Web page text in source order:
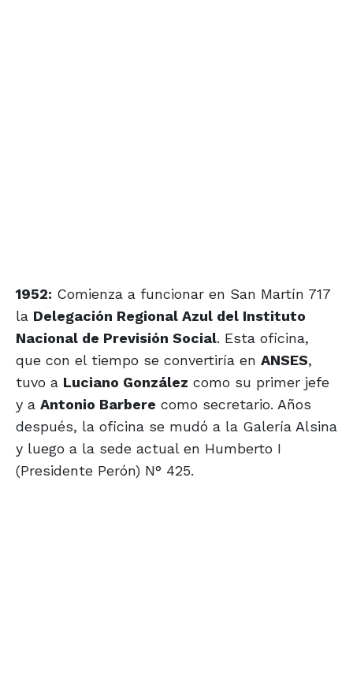
1952: Comienza a funcionar en San Martín 717
la Delegación Regional Azul del Instituto
Nacional de Previsión Social. Esta oficina,
que con el tiempo se convertiría en ANSES,
tuvo a Luciano González como su primer jefe
y a Antonio Barbere como secretario. Años
después, la oficina se mudó a la Galería Alsina
y luego a la sede actual en Humberto I
(Presidente Perón) N° 425.